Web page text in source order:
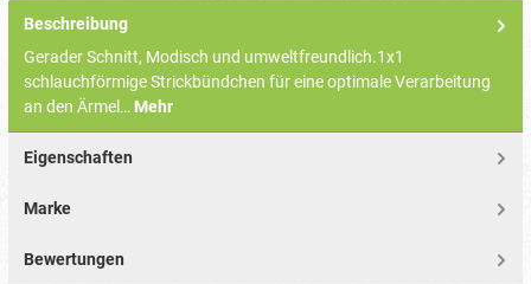
Beschreibung
Gerader Schnitt, Modisch und umweltfreundlich.1x1
schlauchförmige Strickbündchen für eine optimale Verarbeitung
an den Ärmel… Mehr
Eigenschaften
Marke
Bewertungen